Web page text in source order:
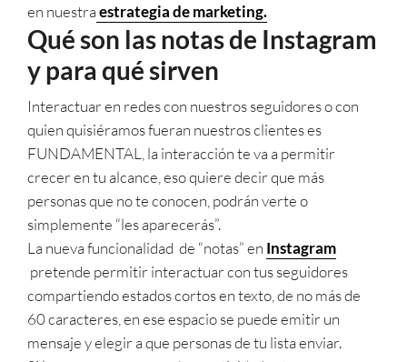
en nuestraestrategia de marketing.
Qué son las notas de Instagram
y para qué sirven
Interactuar en redes con nuestros seguidores o con
quien quisiéramos fueran nuestros clientes es
FUNDAMENTAL, la interacción te va a permitir
crecer en tu alcance, eso quiere decir que más
personas que no te conocen, podrán verte o
simplemente “les aparecerás”.
La nueva funcionalidad de “notas” en Instagram
pretende permitir interactuar con tus seguidores
compartiendo estados cortos en texto, de no más de
60 caracteres, en ese espacio se puede emitir un
mensaje y elegir a que personas de tu lista enviar.